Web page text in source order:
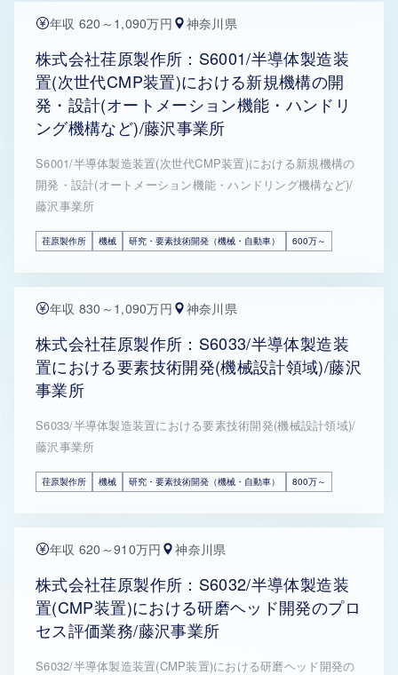
年収 620～1,090万円 神奈川県
株式会社荏原製作所：S6001/半導体製造装
置(次世代CMP装置)における新規機構の開
発・設計(オートメーション機能・ハンドリ
ング機構など)/藤沢事業所
S6001/半導体製造装置(次世代CMP装置)における新規機構の
開発・設計(オートメーション機能・ハンドリング機構など)/
藤沢事業所
荏原製作所 機械 研究・要素技術開発（機械・自動車） 600万～
年収 830～1,090万円 神奈川県
株式会社荏原製作所：S6033/半導体製造装
置における要素技術開発(機械設計領域)/藤沢
事業所
S6033/半導体製造装置における要素技術開発(機械設計領域)/
藤沢事業所
荏原製作所 機械 研究・要素技術開発（機械・自動車） 800万～
年収 620～910万円 神奈川県
株式会社荏原製作所：S6032/半導体製造装
置(CMP装置)における研磨ヘッド開発のプロ
セス評価業務/藤沢事業所
S6032/半導体製造装置(CMP装置)における研磨ヘッド開発の